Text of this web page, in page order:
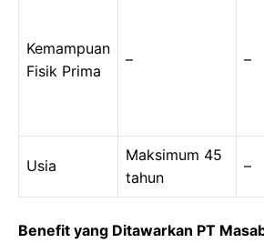
Kemampuan
Fisik Prima
– –
Usia
Maksimum 45
tahun
–
Benefit yang Ditawarkan PT